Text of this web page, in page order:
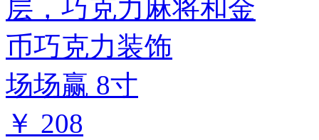
场场赢 8寸
￥ 208